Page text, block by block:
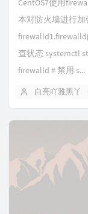
CentOS7使用
本对防火墙进行
查状态 systemctl
firewalld # 禁用 s...
白亮吖雅黑丫